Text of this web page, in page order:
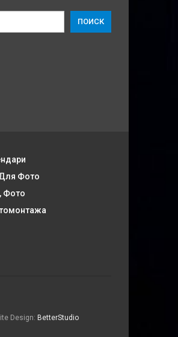
ПОИСК
Фото
Фото
Design: BetterStudio